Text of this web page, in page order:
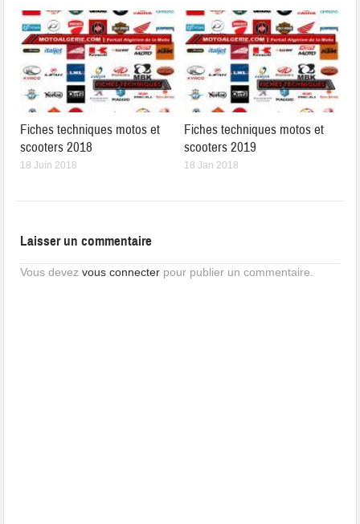
Fiches techniques motos et
scooters 2018
18 Juin 2018
Fiches techniques motos et
scooters 2019
18 Jan 2018
Laisser un commentaire
Vous devezvous connecter pour publier un commentaire.